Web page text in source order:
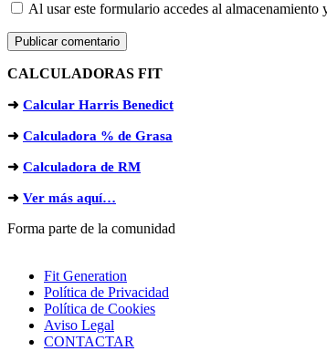
Al usar este formulario accedes al almacenamiento
CALCULADORAS FIT
➜ Calcular Harris Benedict
➜ Calculadora % de Grasa
➜ Calculadora de RM
➜ Ver más aquí…
Forma parte de la comunidad
Fit Generation
Política de Privacidad
Política de Cookies
Aviso Legal
CONTACTAR